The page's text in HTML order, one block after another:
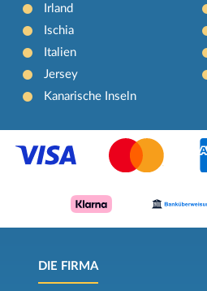
Irland
Ischia
Italien
Jersey
Kanarische Inseln
DIE FIRMA